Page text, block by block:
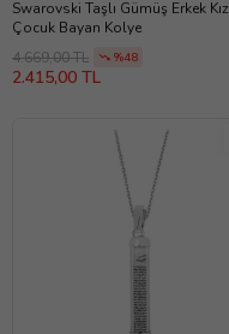
Swarovski Taşlı Gümüş Erkek Kız
Çocuk Bayan Kolye
4.669,00 TL
%48
2.415,00 TL